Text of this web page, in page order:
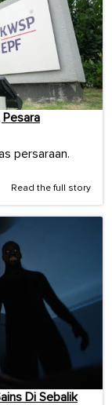
Pesara
persaraan.
Read the full story
Di Sebalik